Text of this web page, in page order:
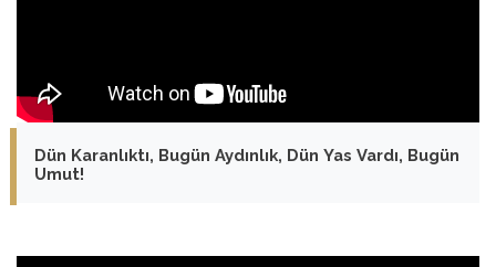
Dün Karanlıktı, Bugün Aydınlık, Dün Yas Vardı, Bugün
Umut!